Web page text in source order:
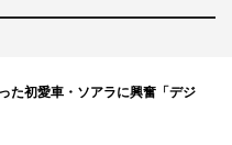
ON TIME』
共鳴する７つの個性～
た初愛車・ソアラに興奮「デジ